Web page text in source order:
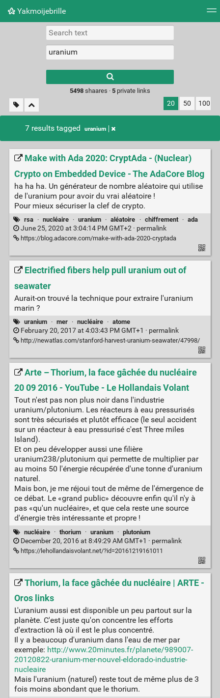
Yakmoijebrille
Picture wall
results.
5498shaares · 5private links
20 50 100
7 results tagged uranium
Make with Ada 2020: CryptAda - (Nuclear)
Crypto on Embedded Device - The AdaCore Blog
ha ha ha. Un générateur de nombre aléatoire qui utilise
de l'uranium pour avoir du vrai aléatoire !
Pour mieux sécuriser la clef de crypto.
rsa · nucléaire · uranium · aléatoire · chiffrement · ada
June 25, 2020 at 3:04:14 PM GMT+2 · permalink
https://blog.adacore.com/make-with-ada-2020-cryptada
Electrified fibers help pull uranium out of
seawater
Aurait-on trouvé la technique pour extraire l'uranium
marin ?
uranium · mer · nucléaire · atome
February 20, 2017 at 4:03:43 PM GMT+1 · permalink
http://newatlas.com/stanford-harvest-uranium-seawater/47998/
Arte – Thorium, la face gâchée du nucléaire
20 09 2016 - YouTube - Le Hollandais Volant
Tout n'est pas non plus noir dans l'industrie
uranium/plutonium. Les réacteurs à eau pressurisés
sont très sécurisés et plutôt efficace (le seul accident
sur un réacteur à eau pressurisé c'est Three miles
Island).
Et on peu développer aussi une filière
uranium238/plutonium qui permette de multiplier par
au moins 50 l'énergie récupérée d'une tonne d'uranium
naturel.
Mais bon, je me réjoui tout de même de l'émergence de
ce débat. Le «grand public» découvre enfin qu'il n'y à
pas «qu'un nucléaire», et que cela reste une source
d'énergie très intéressante et propre !
nucléaire · thorium · uranium · plutonium
December 20, 2016 at 8:49:29 AM GMT+1 · permalink
https://lehollandaisvolant.net/?id=20161219161011
Thorium, la face gâchée du nucléaire | ARTE -
Oros links
L'uranium aussi est disponible un peu partout sur la
planète. C'est juste qu'on concentre les efforts
d'extraction là où il est le plus concentré.
Il y a beaucoup d'uranium dans l'eau de mer par
exemple: http://www.20minutes.fr/planete/989007-
20120822-uranium-mer-nouvel-eldorado-industrie-
nucleaire
Mais l'uranium (naturel) reste tout de même plus de 3
fois moins abondant que le thorium.